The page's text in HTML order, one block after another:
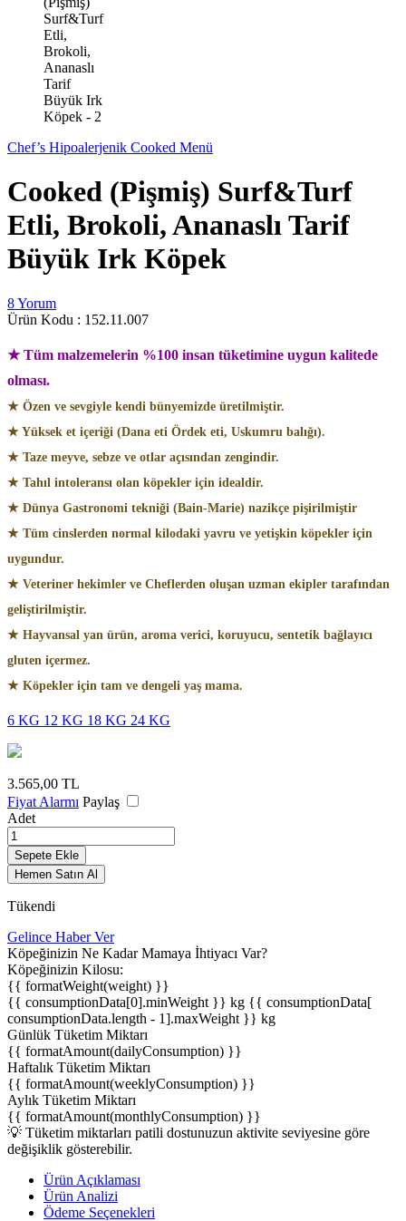
Chef’s Hipoalerjenik Cooked Menü
Cooked (Pişmiş) Surf&Turf
Etli, Brokoli, Ananaslı Tarif
Büyük Irk Köpek
8 Yorum
Ürün Kodu : 152.11.007
★ Tüm malzemelerin %100 insan tüketimine uygun kalitede
olması.
★ Özen ve sevgiyle kendi bünyemizde üretilmiştir.
★ Yüksek et içeriği (Dana eti Ördek eti, Uskumru balığı).
★ Taze meyve, sebze ve otlar açısından zengindir.
★ Tahıl intoleransı olan köpekler için idealdir.
★ Dünya Gastronomi tekniği (Bain-Marie) nazikçe pişirilmiştir
★ Tüm cinslerden normal kilodaki yavru ve yetişkin köpekler için
uygundur.
★ Veteriner hekimler ve Cheflerden oluşan uzman ekipler tarafından
geliştirilmiştir.
★ Hayvansal yan ürün, aroma verici, koruyucu, sentetik bağlayıcı
gluten içermez.
★ Köpekler için tam ve dengeli yaş mama.
6 KG 12 KG 18 KG 24 KG
3.565,00 TL
Fiyat Alarmı Paylaş
Adet
Sepete Ekle
Hemen Satın Al
Tükendi
Gelince Haber Ver
Köpeğinizin Ne Kadar Mamaya İhtiyacı Var?
Köpeğinizin Kilosu:
{{ formatWeight(weight) }}
{{ consumptionData[0].minWeight }} kg {{ consumptionData[
consumptionData.length - 1].maxWeight }} kg
Günlük Tüketim Miktarı
{{ formatAmount(dailyConsumption) }}
Haftalık Tüketim Miktarı
{{ formatAmount(weeklyConsumption) }}
Aylık Tüketim Miktarı
{{ formatAmount(monthlyConsumption) }}
💡 Tüketim miktarları patili dostunuzun aktivite seviyesine göre
değişiklik gösterebilir.
Ürün Açıklaması
Ürün Analizi
Ödeme Seçenekleri